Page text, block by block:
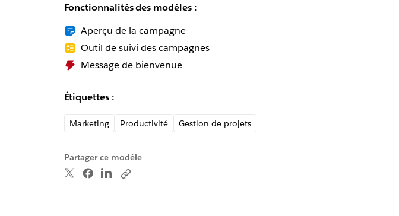
Fonctionnalités des modèles :
Aperçu de la campagne
Outil de suivi des campagnes
Message de bienvenue
Étiquettes :
Marketing Productivité Gestion de projets
Partager ce modèle